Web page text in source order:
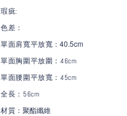
瑕疵:
色差：
單面肩寬平放寬 ：40.5cm
單面胸圍平放圍：46cm
單面腰圍平放寬 ：45cm
全長：56cm
材質 ：聚酯纖維